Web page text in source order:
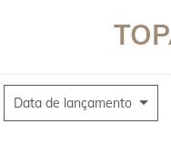
Data de lançamento